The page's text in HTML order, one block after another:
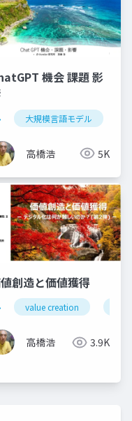
ヘルスケア
機会 課題 影
大規模言語モデル
高橋浩 5K
創造と価値獲得
value creation
高橋浩 3.9K